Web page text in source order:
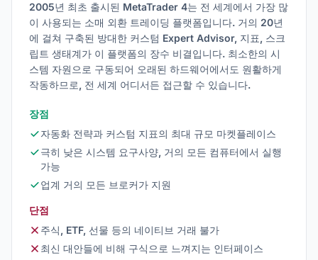
2005년 최초 출시된 MetaTrader 4는 전 세계에서 가장 많
이 사용되는 소매 외환 트레이딩 플랫폼입니다. 거의 20년
에 걸쳐 구축된 방대한 커스텀 Expert Advisor, 지표, 스크
립트 생태계가 이 플랫폼의 장수 비결입니다. 최소한의 시
스템 자원으로 구동되어 오래된 하드웨어에서도 원활하게
작동하므로, 전 세계 어디서든 접근할 수 있습니다.
장점
자동화 전략과 커스텀 지표의 최대 규모 마켓플레이스
극히 낮은 시스템 요구사양, 거의 모든 컴퓨터에서 실행
가능
업계 거의 모든 브로커가 지원
단점
주식, ETF, 선물 등의 네이티브 거래 불가
최신 대안들에 비해 구식으로 느껴지는 인터페이스